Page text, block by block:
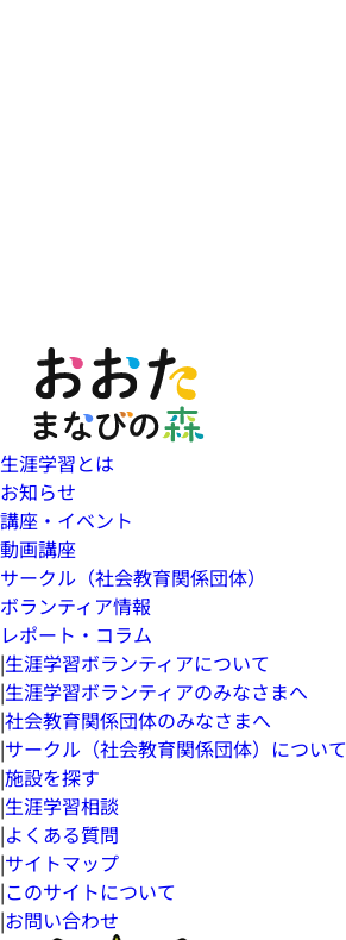
生涯学習とは
お知らせ
講座・イベント
動画講座
サークル（社会教育関係団体）
ボランティア情報
レポート・コラム
|生涯学習ボランティアについて
|生涯学習ボランティアのみなさまへ
|社会教育関係団体のみなさまへ
|サークル（社会教育関係団体）について
|施設を探す
|生涯学習相談
|よくある質問
|サイトマップ
|このサイトについて
|お問い合わせ